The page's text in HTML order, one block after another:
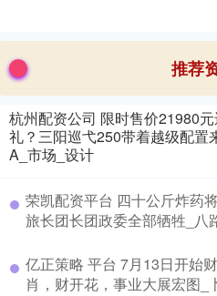
推荐
杭州配资公司 限时售价21980
礼？三阳巡弋250带着越级配置
A_市场_设计
荣凯配资平台 四十公斤炸药
旅长团长团政委全部牺牲_八
亿正策略 平台 7月13日开始
肖，财开花，事业大展宏图_